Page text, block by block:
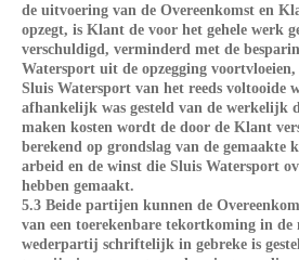
de uitvoering van de Overeenkomst en
opzegt, is Klant de voor het gehele werk
verschuldigd, verminderd met de
Watersport uit de opzegging
Sluis Watersport van het reeds voltooide
afhankelijk was gesteld van de werkelijk
maken kosten wordt de door de Klant
berekend op grondslag van de gemaakte
arbeid en de winst die Sluis Watersport
hebben gemaakt.
5.3 Beide partijen kunnen de
van een toerekenbare tekortkoming in
wederpartij schriftelijk in gebreke is